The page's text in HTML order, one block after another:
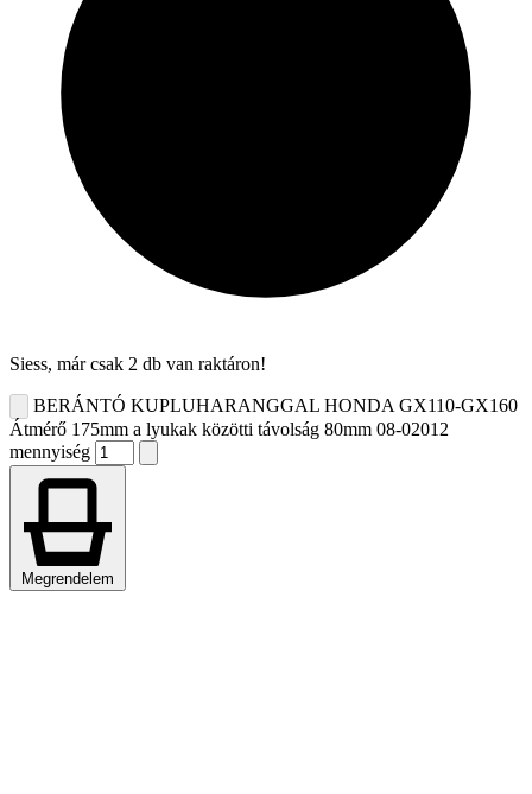
Siess, már csak 2 db van raktáron!
BERÁNTÓ KUPLUHARANGGAL HONDA GX110-GX160
Átmérő 175mm a lyukak közötti távolság 80mm 08-02012
mennyiség
Megrendelem